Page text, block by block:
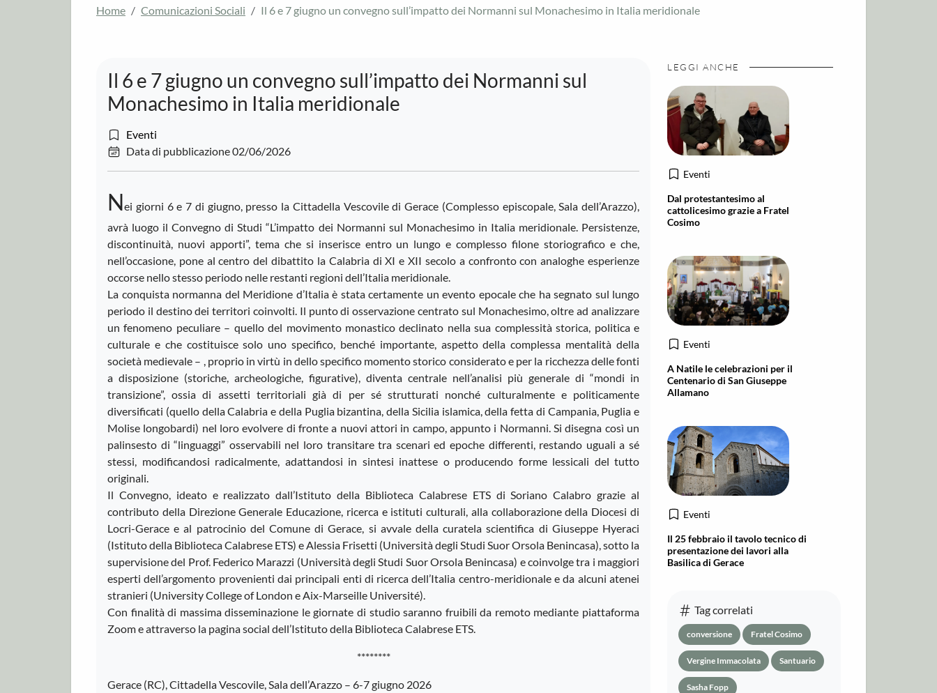
Home Comunicazioni Sociali Il 6 e 7 giugno un convegno sull’impatto dei Normanni sul Monachesimo in Italia meridionale
Il 6 e 7 giugno un convegno sull’impatto dei Normanni sul
Monachesimo in Italia meridionale
Eventi
Data di pubblicazione 02/06/2026
Nei giorni 6 e 7 di giugno, presso la Cittadella Vescovile di Gerace (Complesso episcopale, Sala dell’Arazzo),
avrà luogo il Convegno di Studi “L’impatto dei Normanni sul Monachesimo in Italia meridionale. Persistenze,
discontinuità, nuovi apporti”, tema che si inserisce entro un lungo e complesso filone storiografico e che,
nell’occasione, pone al centro del dibattito la Calabria di XI e XII secolo a confronto con analoghe esperienze
occorse nello stesso periodo nelle restanti regioni dell’Italia meridionale.
La conquista normanna del Meridione d’Italia è stata certamente un evento epocale che ha segnato sul lungo
periodo il destino dei territori coinvolti. Il punto di osservazione centrato sul Monachesimo, oltre ad analizzare
un fenomeno peculiare – quello del movimento monastico declinato nella sua complessità storica, politica e
culturale e che costituisce solo uno specifico, benché importante, aspetto della complessa mentalità della
società medievale – , proprio in virtù in dello specifico momento storico considerato e per la ricchezza delle fonti
a disposizione (storiche, archeologiche, figurative), diventa centrale nell’analisi più generale di “mondi in
transizione”, ossia di assetti territoriali già di per sé strutturati nonché culturalmente e politicamente
diversificati (quello della Calabria e della Puglia bizantina, della Sicilia islamica, della fetta di Campania, Puglia e
Molise longobardi) nel loro evolvere di fronte a nuovi attori in campo, appunto i Normanni. Si disegna così un
palinsesto di “linguaggi” osservabili nel loro transitare tra scenari ed epoche differenti, restando uguali a sé
stessi, modificandosi radicalmente, adattandosi in sintesi inattese o producendo forme lessicali del tutto
originali.
Il Convegno, ideato e realizzato dall’Istituto della Biblioteca Calabrese ETS di Soriano Calabro grazie al
contributo della Direzione Generale Educazione, ricerca e istituti culturali, alla collaborazione della Diocesi di
Locri-Gerace e al patrocinio del Comune di Gerace, si avvale della curatela scientifica di Giuseppe Hyeraci
(Istituto della Biblioteca Calabrese ETS) e Alessia Frisetti (Università degli Studi Suor Orsola Benincasa), sotto la
supervisione del Prof. Federico Marazzi (Università degli Studi Suor Orsola Benincasa) e coinvolge tra i maggiori
esperti dell’argomento provenienti dai principali enti di ricerca dell’Italia centro-meridionale e da alcuni atenei
stranieri (University College of London e Aix-Marseille Université).
Con finalità di massima disseminazione le giornate di studio saranno fruibili da remoto mediante piattaforma
Zoom e attraverso la pagina social dell’Istituto della Biblioteca Calabrese ETS.
********
Gerace (RC), Cittadella Vescovile, Sala dell’Arazzo – 6-7 giugno 2026
LEGGI ANCHE
Eventi
Dal protestantesimo al
cattolicesimo grazie a Fratel
Cosimo
Eventi
A Natile le celebrazioni per il
Centenario di San Giuseppe
Allamano
Eventi
Il 25 febbraio il tavolo tecnico di
presentazione dei lavori alla
Basilica di Gerace
Tag correlati
conversione Fratel Cosimo
Vergine Immacolata Santuario
Sasha Fopp